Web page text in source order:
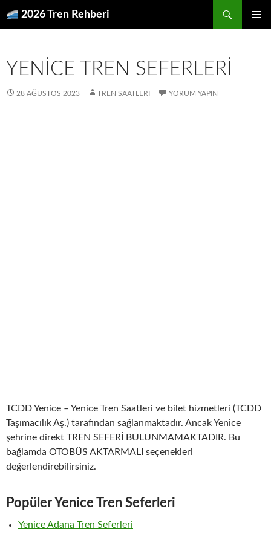
atla
2026 Tren Rehberi
YENICE TREN SEFERLERI
28 AĞUSTOS 2023 TREN SAATLERI YORUM YAPIN
TCDD Yenice – Yenice Tren Saatleri ve bilet hizmetleri (TCDD
Taşımacılık Aş.) tarafından sağlanmaktadır. Ancak Yenice
şehrine direkt TREN SEFERİ BULUNMAMAKTADIR. Bu
bağlamda OTOBÜS AKTARMALI seçenekleri
değerlendirebilirsiniz.
Popüler Yenice Tren Seferleri
Yenice Adana Tren Seferleri